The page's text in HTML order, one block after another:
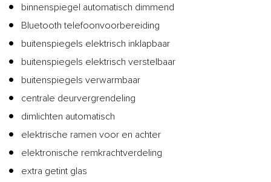
binnenspiegel automatisch dimmend
Bluetooth telefoonvoorbereiding
buitenspiegels elektrisch inklapbaar
buitenspiegels elektrisch verstelbaar
buitenspiegels verwarmbaar
centrale deurvergrendeling
dimlichten automatisch
elektrische ramen voor en achter
elektronische remkrachtverdeling
extra getint glas